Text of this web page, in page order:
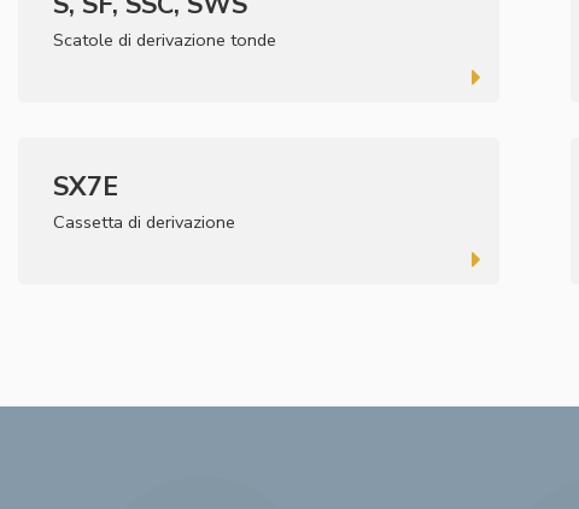
Scatole di derivazione tonde
SX7E
Cassetta di derivazione